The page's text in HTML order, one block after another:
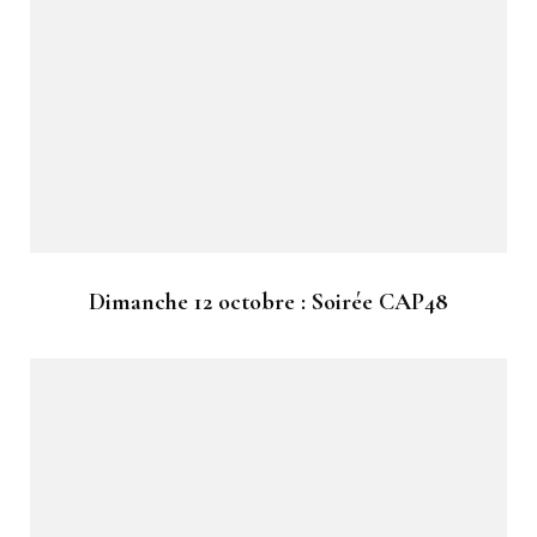
Dimanche 12 octobre : Soirée CAP48